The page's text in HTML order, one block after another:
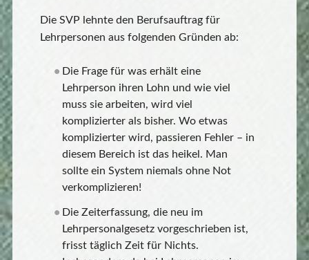
Die SVP lehnte den Berufsauftrag für
Lehrpersonen aus folgenden Gründen ab:
Die Frage für was erhält eine
Lehrperson ihren Lohn und wie viel
muss sie arbeiten, wird viel
komplizierter als bisher. Wo etwas
komplizierter wird, passieren Fehler – in
diesem Bereich ist das heikel. Man
sollte ein System niemals ohne Not
verkomplizieren!
Die Zeiterfassung, die neu im
Lehrpersonalgesetz vorgeschrieben ist,
frisst täglich Zeit für Nichts.